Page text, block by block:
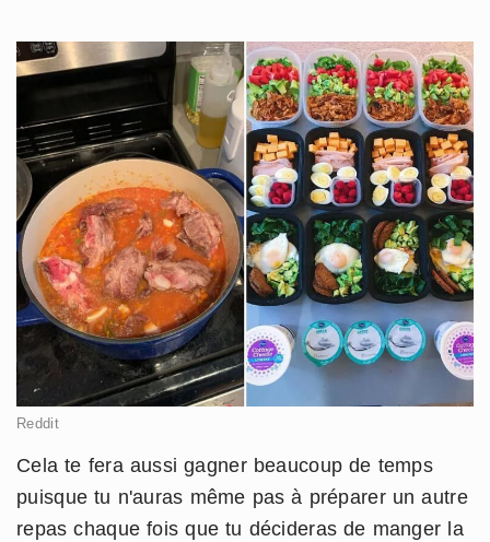
Reddit
Cela te fera aussi gagner beaucoup de temps
puisque tu n'auras même pas à préparer un autre
repas chaque fois que tu décideras de manger la